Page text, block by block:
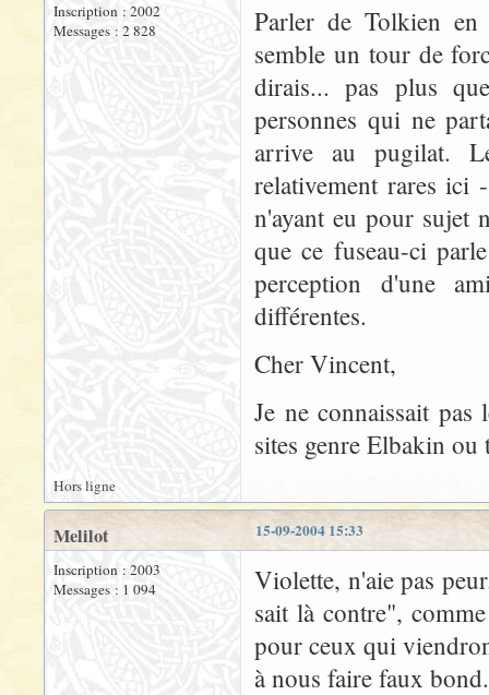
Inscription : 2002
Messages : 2 828
Parler de Tolkien
semble un tour de
dirais... pas plus
personnes qui ne
arrive au pugilat.
relativement rares ici
n'ayant eu pour sujet
que ce fuseau-ci
perception d'une
différentes.
Cher Vincent,
Je ne connaissait
sites genre Elbakin
Hors ligne
15-09-2004 15:33
Melilot
Inscription : 2003
Messages : 1 094
Violette, n'aie pas
sait là contre",
pour ceux qui
à nous faire faux